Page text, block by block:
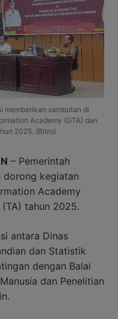
memberikan sambutan di
Academy (GTA) dan
2025. (Bitro)
– Pemerintah
dorong kegiatan
Academy
tahun 2025.
antara Dinas
dan Statistik
dengan Balai
dan Penelitian